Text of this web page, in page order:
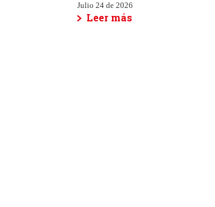
Julio 24 de 2026
Leer más